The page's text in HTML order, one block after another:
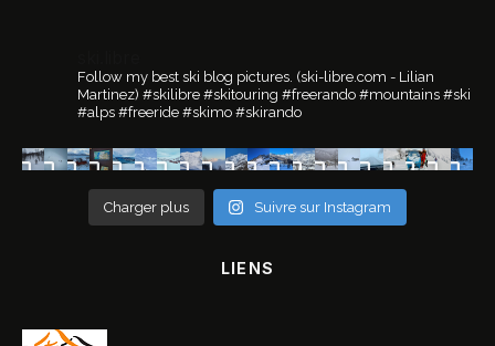
Follow my best ski blog pictures. (ski-libre.com - Lilian
Martinez) #skilibre #skitouring #freerando #mountains #ski
#alps #freeride #skimo #skirando
Charger plus Suivre sur Instagram
LIENS